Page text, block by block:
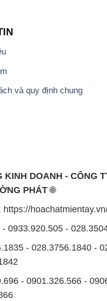
và quy định chung
KINH DOANH - CÔNG
PHÁT🌐
https://
- 0933.920.505 -
- 028.3756.1840 -
- 0901.326.566 -